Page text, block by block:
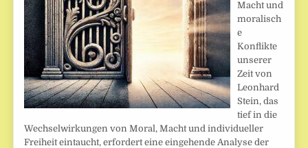
Macht und
moralisch
e
Konflikte
unserer
Zeit von
Leonhard
Stein, das
tief in die
Wechselwirkungen von Moral, Macht und individueller
Freiheit eintaucht, erfordert eine eingehende Analyse der